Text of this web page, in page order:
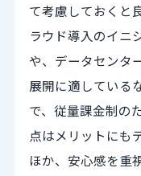
て考慮しておくと
ラウド導入のイニ
や、データセンタ
展開に適している
で、従量課金制の
点はメリットにも
ほか、安心感を重